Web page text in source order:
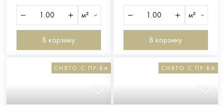
м²
В корзину
м²
В корзину
СНЯТО С ПР-ВА СНЯТО С ПР-ВА